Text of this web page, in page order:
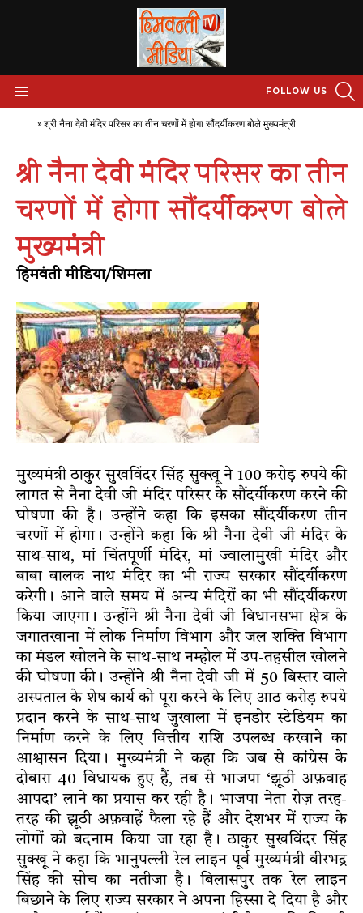
FOLLOW US
» श्री नैना देवी मंदिर परिसर का तीन चरणों में होगा सौंदर्यीकरण बोले मुख्यमंत्री
श्री नैना देवी मंदिर परिसर का तीन
चरणों में होगा सौंदर्यीकरण बोले
मुख्यमंत्री
हिमवंती मीडिया/शिमला
मुख्यमंत्री ठाकुर सुखविंदर सिंह सुक्खू ने 100 करोड़ रुपये की
लागत से नैना देवी जी मंदिर परिसर के सौंदर्यीकरण करने की
घोषणा की है। उन्होंने कहा कि इसका सौंदर्यीकरण तीन
चरणों में होगा। उन्होंने कहा कि श्री नैना देवी जी मंदिर के
साथ-साथ, मां चिंतपूर्णी मंदिर, मां ज्वालामुखी मंदिर और
बाबा बालक नाथ मंदिर का भी राज्य सरकार सौंदर्यीकरण
करेगी। आने वाले समय में अन्य मंदिरों का भी सौंदर्यीकरण
किया जाएगा। उन्होंने श्री नैना देवी जी विधानसभा क्षेत्र के
जगातखाना में लोक निर्माण विभाग और जल शक्ति विभाग
का मंडल खोलने के साथ-साथ नम्होल में उप-तहसील खोलने
की घोषणा की। उन्होंने श्री नैना देवी जी में 50 बिस्तर वाले
अस्पताल के शेष कार्य को पूरा करने के लिए आठ करोड़ रुपये
प्रदान करने के साथ-साथ जुखाला में इनडोर स्टेडियम का
निर्माण करने के लिए वित्तीय राशि उपलब्ध करवाने का
आश्वासन दिया। मुख्यमंत्री ने कहा कि जब से कांग्रेस के
दोबारा 40 विधायक हुए हैं, तब से भाजपा ‘झूठी अफ़वाह
आपदा’ लाने का प्रयास कर रही है। भाजपा नेता रोज़ तरह-
तरह की झूठी अफ़वाहें फैला रहे हैं और देशभर में राज्य के
लोगों को बदनाम किया जा रहा है। ठाकुर सुखविंदर सिंह
सुक्खू ने कहा कि भानुपल्ली रेल लाइन पूर्व मुख्यमंत्री वीरभद्र
सिंह की सोच का नतीजा है। बिलासपुर तक रेल लाइन
बिछाने के लिए राज्य सरकार ने अपना हिस्सा दे दिया है और